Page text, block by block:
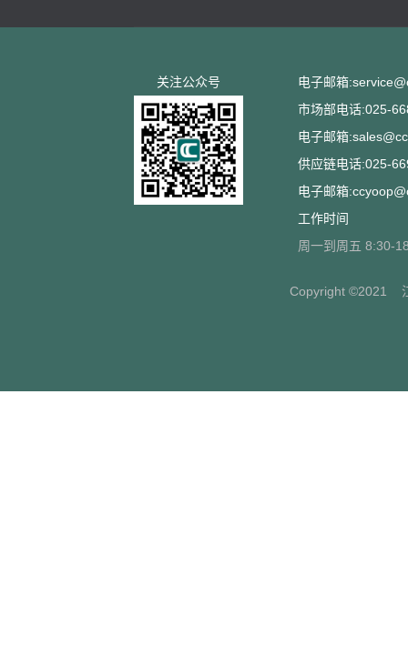
关注公众号
电子邮箱
市场部电话:025-
电子邮箱
供应链电话:025-
电子邮箱
工作时间
周一到周五 8:30-
Copyright ©2021